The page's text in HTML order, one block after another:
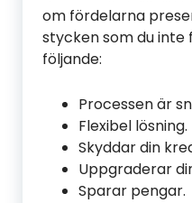
om fördelarna
stycken som du inte
följande:
Processen är
Flexibel lösning.
Skyddar din
Uppgraderar
Sparar pengar.